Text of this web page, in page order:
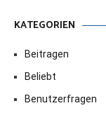
KATEGORIEN
Beitragen
Beliebt
Benutzerfragen